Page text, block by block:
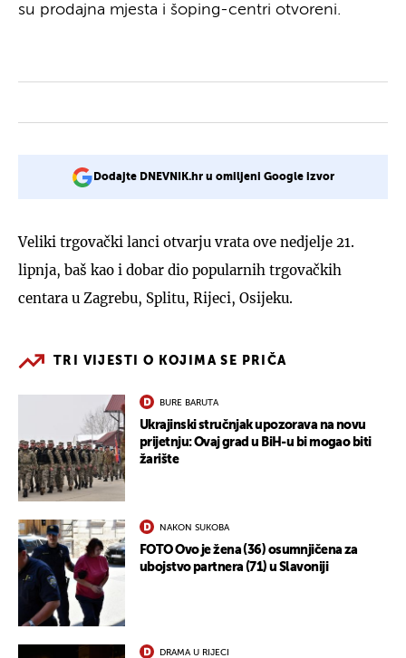
su prodajna mjesta i šoping-centri otvoreni.
Dodajte DNEVNIK.hr u omiljeni Google izvor
Veliki trgovački lanci otvarju vrata ove nedjelje 21.
lipnja, baš kao i dobar dio popularnih trgovačkih
centara u Zagrebu, Splitu, Rijeci, Osijeku.
TRI VIJESTI O KOJIMA SE PRIČA
BURE BARUTA
Ukrajinski stručnjak upozorava na novu
prijetnju: Ovaj grad u BiH-u bi mogao biti
žarište
NAKON SUKOBA
FOTO Ovo je žena (36) osumnjičena za
ubojstvo partnera (71) u Slavoniji
DRAMA U RIJECI